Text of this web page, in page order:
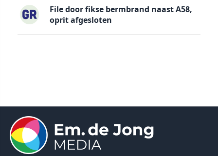
File door fikse bermbrand naast A58,
oprit afgesloten